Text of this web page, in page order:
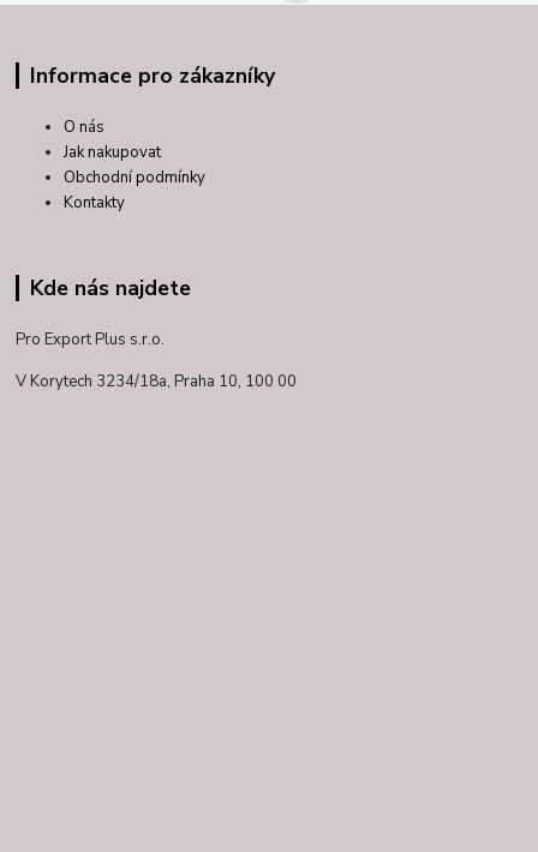
Informace pro zákazníky
O nás
Jak nakupovat
Obchodní podmínky
Kontakty
Kde nás najdete
Pro Export Plus s.r.o.
V Korytech 3234/18a, Praha 10, 100 00